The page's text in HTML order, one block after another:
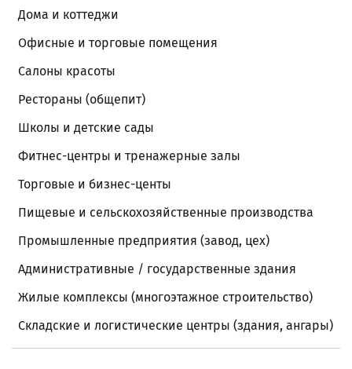
Дома и коттеджи
Офисные и торговые помещения
Салоны красоты
Рестораны (общепит)
Школы и детские сады
Фитнес-центры и тренажерные залы
Торговые и бизнес-центы
Пищевые и сельскохозяйственные производства
Промышленные предприятия (завод, цех)
Административные / государственные здания
Жилые комплексы (многоэтажное строительство)
Складские и логистические центры (здания, ангары)